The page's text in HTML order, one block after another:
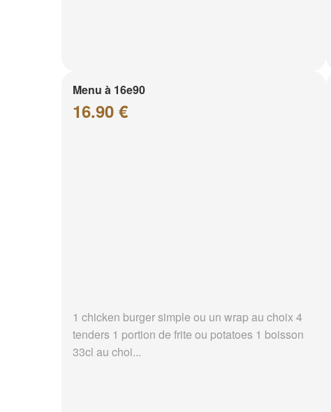
Menu à 16e90
16.90 €
1 chicken burger simple ou un wrap au choix 4
tenders 1 portion de frite ou potatoes 1 boisson
33cl au choi...